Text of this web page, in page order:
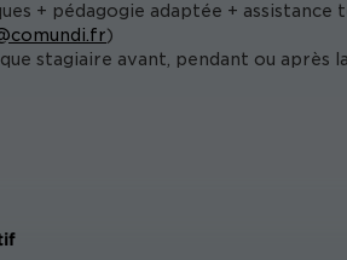
+ pédagogie adaptée + assistance
)
stagiaire avant, pendant ou